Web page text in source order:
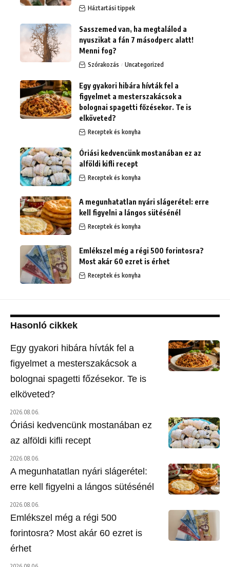
Háztartási tippek
Sasszemed van, ha megtalálod a
nyuszikat a fán 7 másodperc alatt!
Menni fog?
Szórakozás Uncategorized
Egy gyakori hibára hívták fel a
figyelmet a mesterszakácsok a
bolognai spagetti főzésekor. Te is
elköveted?
Receptek és konyha
Óriási kedvencünk mostanában ez az
alföldi kifli recept
Receptek és konyha
A megunhatatlan nyári slágerétel: erre
kell figyelni a lángos sütésénél
Receptek és konyha
Emlékszel még a régi 500 forintosra?
Most akár 60 ezret is érhet
Receptek és konyha
Hasonló cikkek
Egy gyakori hibára hívták fel a
figyelmet a mesterszakácsok a
bolognai spagetti főzésekor. Te is
elköveted?
2026.08.06.
Óriási kedvencünk mostanában ez
az alföldi kifli recept
2026.08.06.
A megunhatatlan nyári slágerétel:
erre kell figyelni a lángos sütésénél
2026.08.06.
Emlékszel még a régi 500
forintosra? Most akár 60 ezret is
érhet